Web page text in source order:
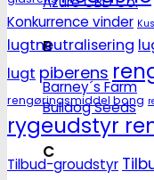
B
Barney´s Farm
Bulldog Seeds
C
Konkurrence vinder
lugtneutralisering
lugt piberens
rengøringsmiddel bong
rygeudstyr
Tilbud-groudstyr